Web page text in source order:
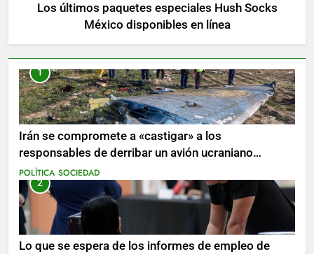
Los últimos paquetes especiales Hush Socks
México disponibles en línea
1
Irán se compromete a «castigar» a los
responsables de derribar un avión ucraniano
mientras se realizan arrestos
POLÍTICA SOCIEDAD
2
Lo que se espera de los informes de empleo de